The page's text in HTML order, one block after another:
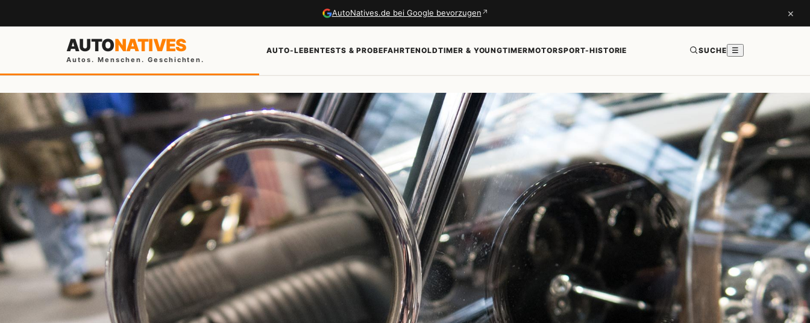
AutoNatives.de bei Google bevorzugen ↗ ×
AUTONATIVES
Autos. Menschen. Geschichten.
AUTO-LEBENTESTS & PROBEFAHRTENOLDTIMER & YOUNGTIMERMOTORSPORT-HISTORIE SUCHE ☰